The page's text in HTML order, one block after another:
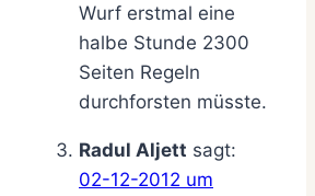
Wurf erstmal eine
halbe Stunde 2300
Seiten Regeln
durchforsten müsste.
Radul Aljett sagt:
02-12-2012 um